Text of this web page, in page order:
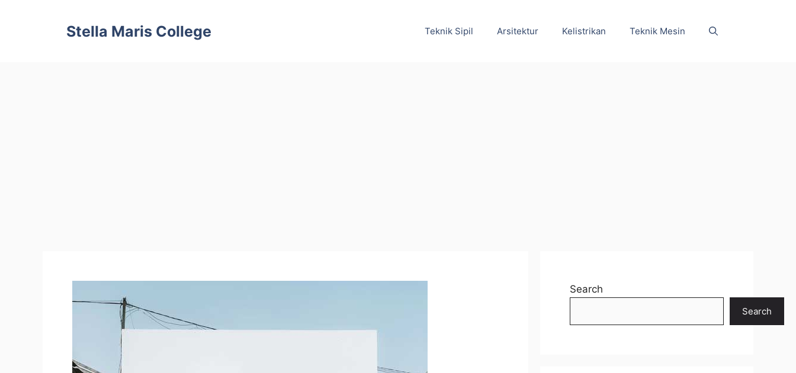
Stella Maris College Teknik Sipil Arsitektur Kelistrikan Teknik Mesin
Search
Search